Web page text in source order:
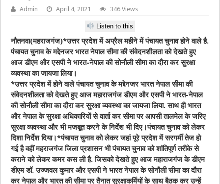
Admin April 4, 2021 346 Views
Listen to this
नौतनवा(महराजगंज)*उत्तर प्रदेश में अप्रैल महीने में पंचायत चुनाव होने वाले है.
पंचायत चुनाव के मद्देनजर भारत नेपाल सीमा की संवेदनशीलता को देखते हुए
आज डीएम और एसपी ने भारत-नेपाल की सोनौली सीमा का दौरा कर सुरक्षा
व्यवस्था का जायजा लिया।
*उत्तर प्रदेश में होने वाले पंचायत चुनाव के मद्देनजर भारत नेपाल सीमा की
संवेदनशीलता को देखते हुए आज महाराजगंज डीएम और एसपी ने भारत-नेपाल
की सोनौली सीमा का दौरा कर सुरक्षा व्यवस्था का जायजा लिया. साथ ही भारत
और नेपाल के सुरक्षा अधिकारियों से वार्ता कर सीमा पर आपसी तालमेल के जरिए
सुरक्षा व्यवस्था और भी मजबूत करने के निर्देश भी दिए।पंचायत चुनाव को लेकर
दिशा निर्देश दिया।*पंचायत चुनाव को लेकर जहां पूरे प्रदेश में सरगर्मी तेज हो
गई है वहीं महराजगंज जिला प्रशासन भी पंचायत चुनाव को शांतिपूर्ण तरीके से
कराने को लेकर कमर कस ली है. जिसको देखते हुए आज महाराजगंज के डीएम
डीएम डॉ. उज्जवल कुमार और एसपी ने भारत नेपाल के सोनौली सीमा का दौरा
कर नेपाल और भारत की सीमा पर तैनात सुरक्षाकर्मियों के साथ बैठक कर उन्हें